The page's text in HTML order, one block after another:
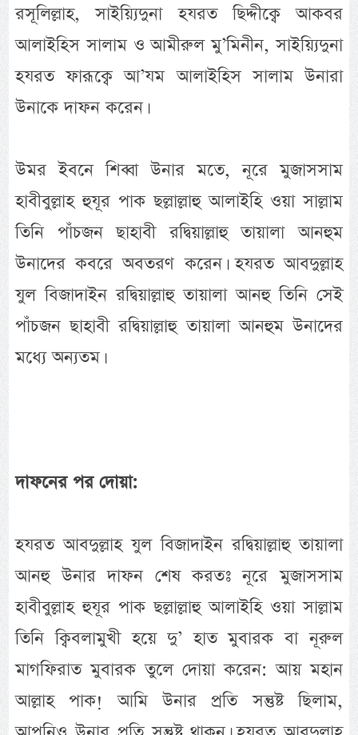
রসূলিল্লাহ, সাইয়্যিদুনা হযরত ছিদ্দীক্বে আকবর
আলাইহিস সালাম ও আমীরুল মু’মিনীন, সাইয়্যিদুনা
হযরত ফারূক্বে আ’যম আলাইহিস সালাম উনারা
উনাকে দাফন করেন।
উমর ইবনে শিব্বা উনার মতে, নূরে মুজাসসাম
হাবীবুল্লাহ হুযূর পাক ছল্লাল্লাহু আলাইহি ওয়া সাল্লাম
তিনি পাঁচজন ছাহাবী রদ্বিয়াল্লাহু তায়ালা আনহুম
উনাদের কবরে অবতরণ করেন। হযরত আবদুল্লাহ
যুল বিজাদাইন রদ্বিয়াল্লাহু তায়ালা আনহু তিনি সেই
পাঁচজন ছাহাবী রদ্বিয়াল্লাহু তায়ালা আনহুম উনাদের
মধ্যে অন্যতম।
দাফনের পর দোয়া:
হযরত আবদুল্লাহ যুল বিজাদাইন রদ্বিয়াল্লাহু তায়ালা
আনহু উনার দাফন শেষ করতঃ নূরে মুজাসসাম
হাবীবুল্লাহ হুযূর পাক ছল্লাল্লাহু আলাইহি ওয়া সাল্লাম
তিনি ক্বিবলামুখী হয়ে দু’ হাত মুবারক বা নূরুল
মাগফিরাত মুবারক তুলে দোয়া করেন: আয় মহান
আল্লাহ পাক! আমি উনার প্রতি সন্তুষ্ট ছিলাম,